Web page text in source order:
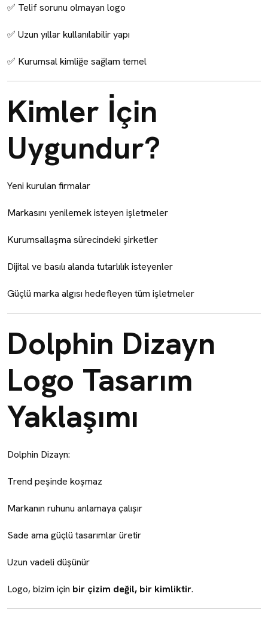
✅ Telif sorunu olmayan logo
✅ Uzun yıllar kullanılabilir yapı
✅ Kurumsal kimliğe sağlam temel
Kimler İçin
Uygundur?
Yeni kurulan firmalar
Markasını yenilemek isteyen işletmeler
Kurumsallaşma sürecindeki şirketler
Dijital ve basılı alanda tutarlılık isteyenler
Güçlü marka algısı hedefleyen tüm işletmeler
Dolphin Dizayn
Logo Tasarım
Yaklaşımı
Dolphin Dizayn:
Trend peşinde koşmaz
Markanın ruhunu anlamaya çalışır
Sade ama güçlü tasarımlar üretir
Uzun vadeli düşünür
Logo, bizim için bir çizim değil, bir kimliktir.